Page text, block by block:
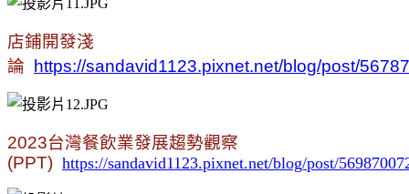
店鋪開發淺
論
https://sandavid1123.pixnet.net/blog/post/
2023台灣餐飲業發展趨勢觀察
(PPT) https://sandavid1123.pixnet.net/blog/post/